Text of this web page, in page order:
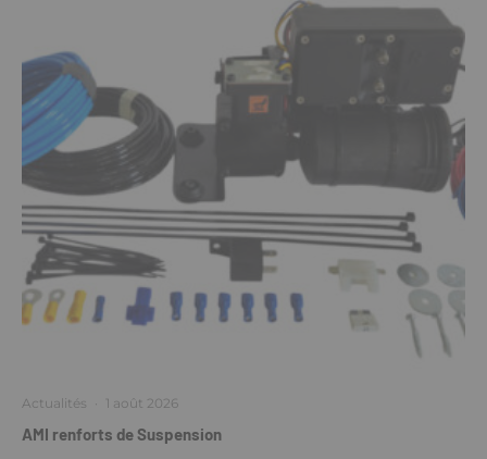
Actualités · 1 août 2026
AMI renforts de Suspension